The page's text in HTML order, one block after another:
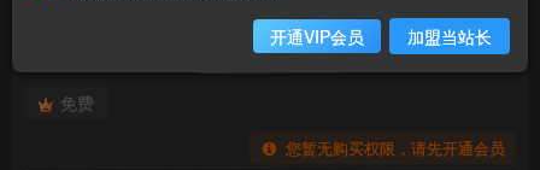
此内容为付费阅读，请付费后查看
会员专属资源
免费
您暂无购买权限，请先开通会员
开通VIP会员 加盟当站长